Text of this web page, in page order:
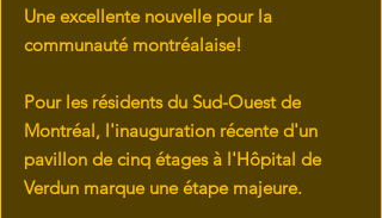
Une excellente nouvelle pour la
communauté montréalaise!
Pour les résidents du Sud-Ouest de
Montréal, l'inauguration récente d'un
pavillon de cinq étages à l'Hôpital de
Verdun marque une étape majeure.